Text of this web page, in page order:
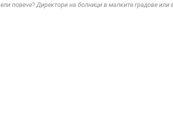
повече? Директори на болници в малките градове или